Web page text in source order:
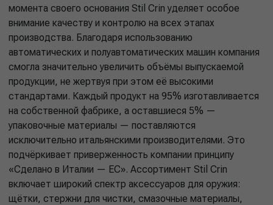
момента своего основания Stil Crin уделяет особое
внимание качеству и контролю на всех этапах
производства. Благодаря использованию
автоматических и полуавтоматических машин компания
смогла значительно увеличить объёмы выпускаемой
продукции, не жертвуя при этом её высокими
стандартами. Каждый продукт на 95% изготавливается
на собственной фабрике, а оставшиеся 5% —
упаковочные материалы — поставляются
исключительно итальянскими производителями. Это
подчёркивает приверженность компании принципу
«Сделано в Италии — ЕС». Ассортимент Stil Crin
включает широкий спектр аксессуаров для оружия:
щётки, стержни для чистки, смазочные материалы,